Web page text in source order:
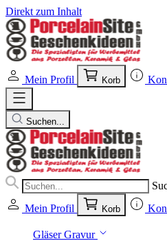
Direkt zum Inhalt
Mein Profil Korb
Suchen...
Mein Profil Korb
Gläser Gravur